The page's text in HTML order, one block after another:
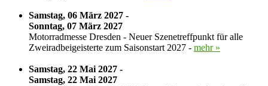
Samstag, 06 März 2027 -
Sonntag, 07 März 2027
Motorradmesse Dresden - Neuer Szenetreffpunkt für alle
Zweiradbeigeisterte zum Saisonstart 2027 - mehr »
Samstag, 22 Mai 2027 -
Samstag, 22 Mai 2027